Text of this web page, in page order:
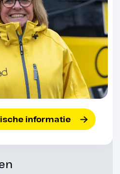
Borders
informatie